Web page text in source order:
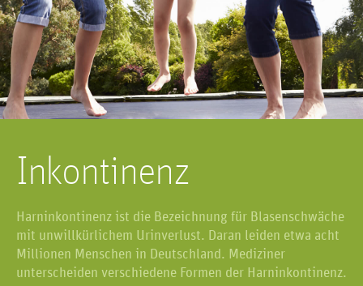
Inkontinenz
Harninkontinenz ist die Bezeichnung für Blasenschwäche
mit unwillkürlichem Urinverlust. Daran leiden etwa acht
Millionen Menschen in Deutschland. Mediziner
unterscheiden verschiedene Formen der Harninkontinenz.